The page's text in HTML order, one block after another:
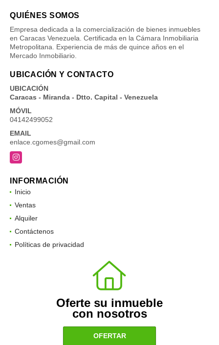
QUIÉNES SOMOS
Empresa dedicada a la comercialización de bienes inmuebles
en Caracas Venezuela. Certificada en la Cámara Inmobiliaria
Metropolitana. Experiencia de más de quince años en el
Mercado Inmobiliario.
UBICACIÓN Y CONTACTO
UBICACIÓN
Caracas - Miranda - Dtto. Capital - Venezuela
MÓVIL
04142499052
EMAIL
enlace.cgomes@gmail.com
Instagram
INFORMACIÓN
Inicio
Ventas
Alquiler
Contáctenos
Políticas de privacidad
Oferte su inmueble
con nosotros
OFERTAR